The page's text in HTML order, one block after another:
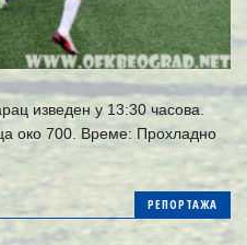
изведен у 13:30 часова.
око 700. Време: Прохладно
РЕПОРТАЖА